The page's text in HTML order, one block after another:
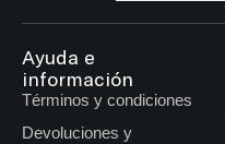
Ayuda e
información
Términos y condiciones
Devoluciones y